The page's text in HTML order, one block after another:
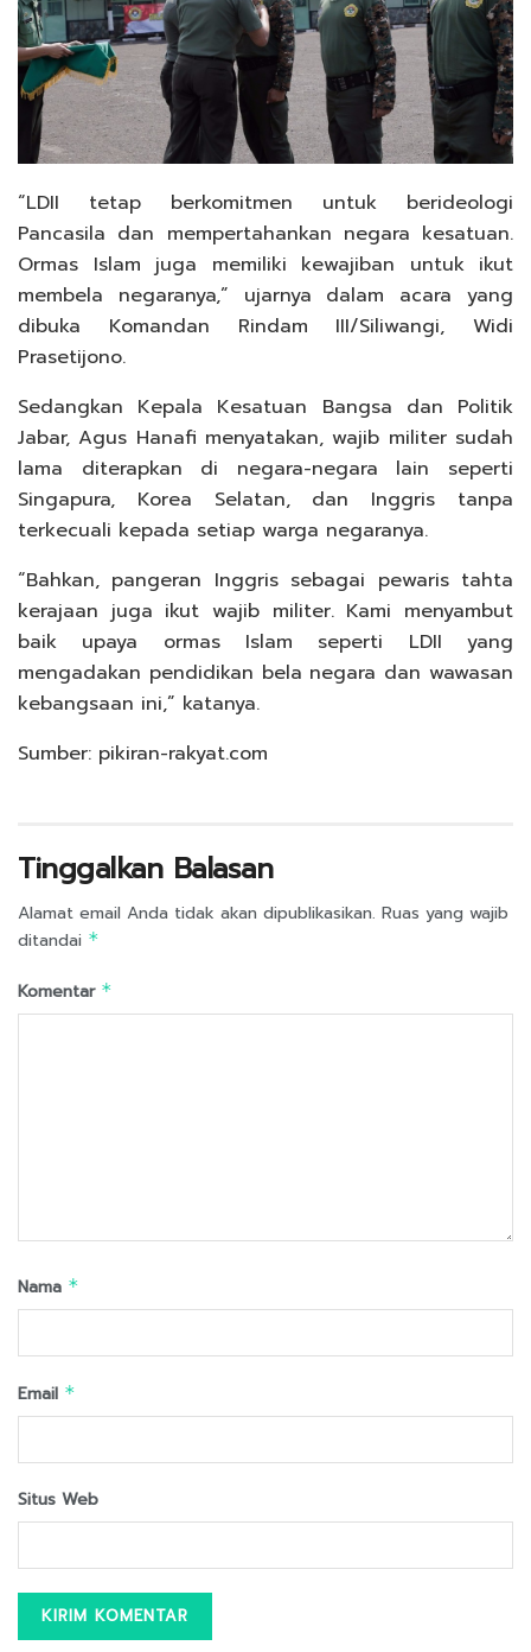
“LDII tetap berkomitmen untuk berideologi
Pancasila dan mempertahankan negara kesatuan.
Ormas Islam juga memiliki kewajiban untuk ikut
membela negaranya,” ujarnya dalam acara yang
dibuka Komandan Rindam III/Siliwangi, Widi
Prasetijono.
Sedangkan Kepala Kesatuan Bangsa dan Politik
Jabar, Agus Hanafi menyatakan, wajib militer sudah
lama diterapkan di negara-negara lain seperti
Singapura, Korea Selatan, dan Inggris tanpa
terkecuali kepada setiap warga negaranya.
“Bahkan, pangeran Inggris sebagai pewaris tahta
kerajaan juga ikut wajib militer. Kami menyambut
baik upaya ormas Islam seperti LDII yang
mengadakan pendidikan bela negara dan wawasan
kebangsaan ini,” katanya.
Sumber: pikiran-rakyat.com
Tinggalkan Balasan
Alamat email Anda tidak akan dipublikasikan. Ruas yang wajib
ditandai *
Komentar *
Nama *
Email *
Situs Web